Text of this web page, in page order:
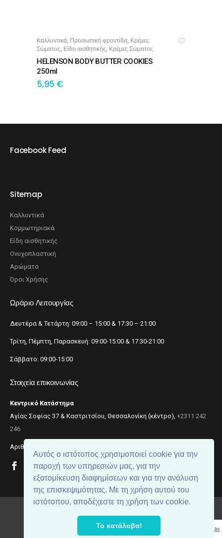
Αυτός ο ιστότοπος χρησιμοποιεί cookie για την
παροχή των υπηρεσιών μας, για την
εξατομίκευση διαφημίσεων και για την ανάλυση
της επισκεψιμότητας. Με τη χρήση αυτού του
ιστότοπου, αποδέχεστε τη χρήση των cookie.
Το κατάλαβα!
ΠΡΟΣΘΉΚΗ ΣΤΟ ΚΑΛΆΘΙ
Καλλυντικά, Προσωπική φροντίδα, Κρέμες
Σώματος, Είδη αισθητικής, Κρέμες Σώματος
HELENSON BODY BUTTER COOKIES
250ml
5,95 €
Facebook Feed
Sitemap
Καλλυντικά
Κομμωτηριακά
Είδη αισθητικής
Ονυχοπλαστική
Αρώματα
Όροι Χρήσης
Ωράριο Λειτουργίας
Δευτέρα & Τετάρτη: 09:00 – 15:00 & 17:30 – 21:00
Τρίτη, Πέμπτη, Παρασκευή: 09:00-15:00 & 17:30-21:00
Σάββατο: 09:00-15:00
Στοιχεία επικοινωνίας
Κεντρικό Κατάστημα
Αγίας Σοφίας 37 & Καστριτσίου, Θεσσαλονίκη (κέντρο), +2311 242
246
Αριθμός ΓΕΜΗ: 059299204000
beautynet . All rights reserved.